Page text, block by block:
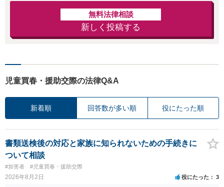
無料法律相談
新しく投稿する
児童買春・援助交際の法律Q&A
新着順 回答数が多い順 役にたった順
書類送検後の対応と家族に知られないための手続きに
ついて相談
#加害者 #児童買春・援助交際
2026年8月2日 役にたった 3